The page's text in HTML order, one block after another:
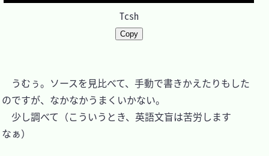
Tcsh
Copy
うむぅ。ソースを見比べて、手動で書きかえたりもした
のですが、なかなかうまくいかない。
少し調べて（こういうとき、英語文盲は苦労します
なぁ）